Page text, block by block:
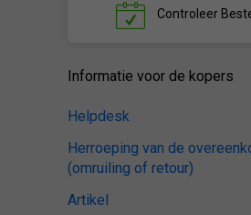
Controleer
Informatie voor de kopers
Helpdesk
Herroeping van de
(omruiling of retour)
Artikel